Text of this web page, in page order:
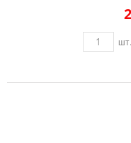
шт.